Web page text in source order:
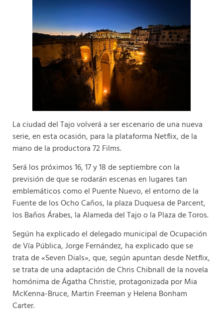
La ciudad del Tajo volverá a ser escenario de una nueva
serie, en esta ocasión, para la plataforma Netflix, de la
mano de la productora 72 Films.
Será los próximos 16, 17 y 18 de septiembre con la
previsión de que se rodarán escenas en lugares tan
emblemáticos como el Puente Nuevo, el entorno de la
Fuente de los Ocho Caños, la plaza Duquesa de Parcent,
los Baños Árabes, la Alameda del Tajo o la Plaza de Toros.
Según ha explicado el delegado municipal de Ocupación
de Vía Pública, Jorge Fernández, ha explicado que se
trata de «Seven Dials», que, según apuntan desde Netflix,
se trata de una adaptación de Chris Chibnall de la novela
homónima de Ágatha Christie, protagonizada por Mia
McKenna-Bruce, Martin Freeman y Helena Bonham
Carter.